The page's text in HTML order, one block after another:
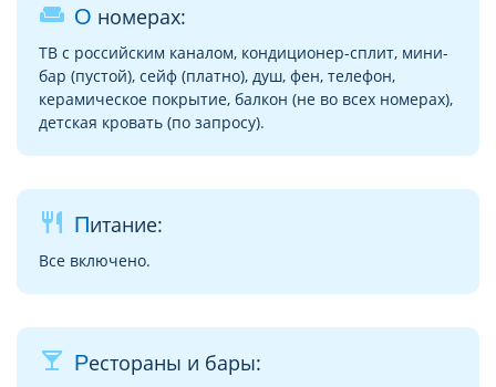
weekend О номерах:
ТВ с российским каналом, кондиционер-сплит, мини-
бар (пустой), сейф (платно), душ, фен, телефон,
керамическое покрытие, балкон (не во всех номерах),
детская кровать (по запросу).
restaurant Питание:
Все включено.
local_bar Рестораны и бары: